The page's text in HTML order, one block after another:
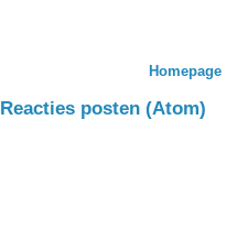
Homepage
Reacties posten (Atom)